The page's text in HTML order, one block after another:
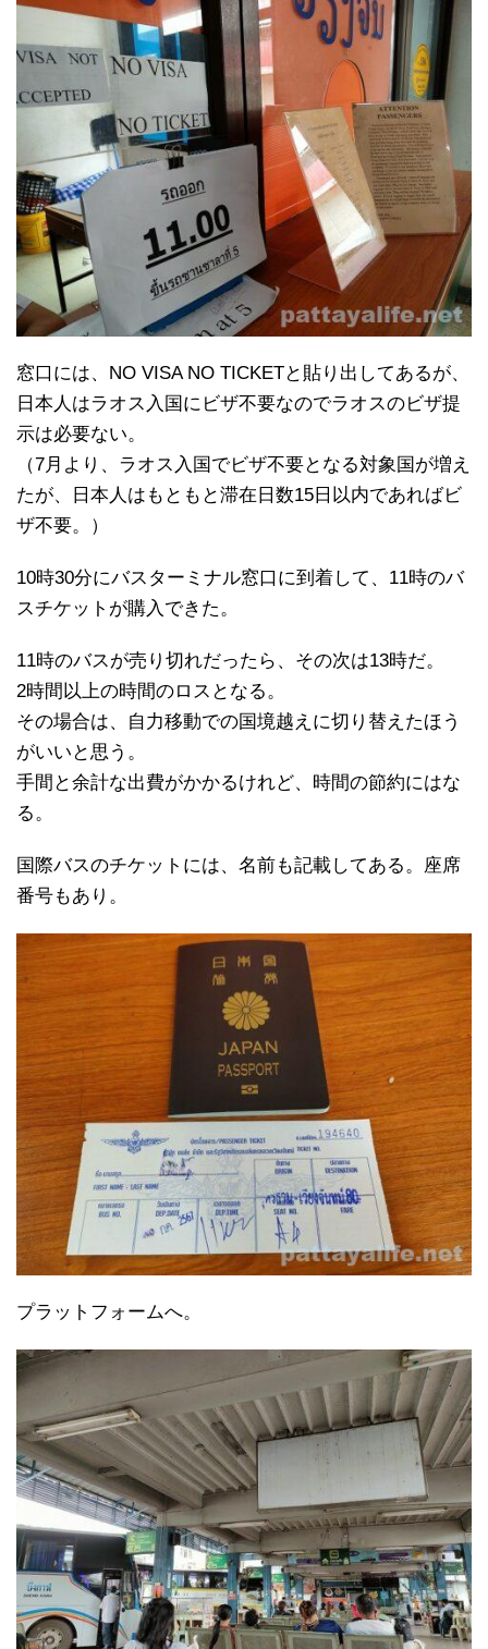
窓口には、NO VISA NO TICKETと貼り出してあるが、
日本人はラオス入国にビザ不要なのでラオスのビザ提
示は必要ない。
（7月より、ラオス入国でビザ不要となる対象国が増え
たが、日本人はもともと滞在日数15日以内であればビ
ザ不要。）
10時30分にバスターミナル窓口に到着して、11時のバ
スチケットが購入できた。
11時のバスが売り切れだったら、その次は13時だ。
2時間以上の時間のロスとなる。
その場合は、自力移動での国境越えに切り替えたほう
がいいと思う。
手間と余計な出費がかかるけれど、時間の節約にはな
る。
国際バスのチケットには、名前も記載してある。座席
番号もあり。
プラットフォームへ。